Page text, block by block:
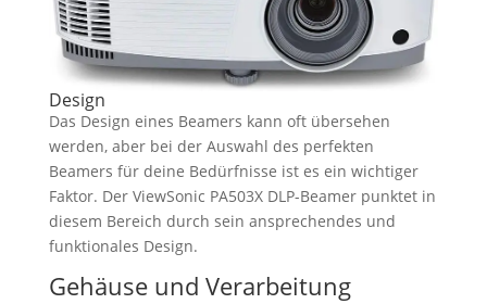
Design
Das Design eines Beamers kann oft übersehen
werden, aber bei der Auswahl des perfekten
Beamers für deine Bedürfnisse ist es ein wichtiger
Faktor. Der ViewSonic PA503X DLP-Beamer punktet in
diesem Bereich durch sein ansprechendes und
funktionales Design.
Gehäuse und Verarbeitung